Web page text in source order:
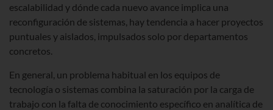
escalabilidad y dónde cada nuevo avance implica una
reconfiguración de sistemas, hay tendencia a hacer proyectos
puntuales y aislados, impulsados solo por departamentos
concretos.
En general, un problema habitual en los equipos de
tecnología o sistemas combina la saturación por la carga de
trabajo con la falta de conocimiento específico en analítica de